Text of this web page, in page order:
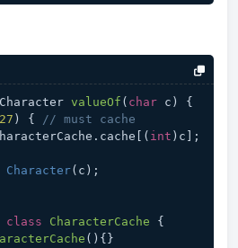
valueOf ( char c)
{
) { // must cache
int )c];
Character(c);
class CharacterCache {
() {}